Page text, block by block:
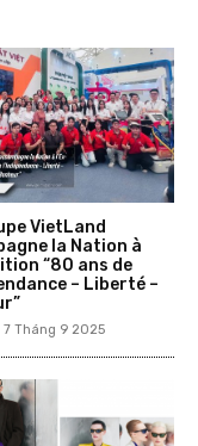
VietLand
la Nation à
“80 ans de
– Liberté –
7 Tháng 9 2025